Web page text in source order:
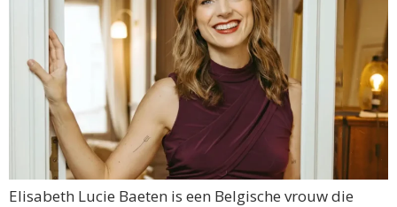
Elisabeth Lucie Baeten is een Belgische vrouw die